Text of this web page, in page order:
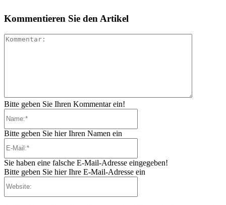
Kommentieren Sie den Artikel
Bitte geben Sie Ihren Kommentar ein!
Bitte geben Sie hier Ihren Namen ein
Sie haben eine falsche E-Mail-Adresse eingegeben!
Bitte geben Sie hier Ihre E-Mail-Adresse ein